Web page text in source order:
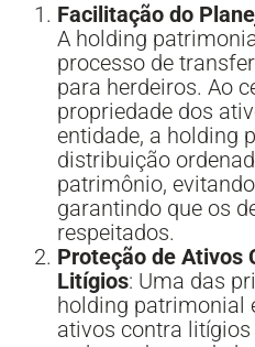
Facilitação do
A holding
processo de
para herdeiros. Ao
propriedade dos
entidade, a holding
distribuição
patrimônio,
garantindo que os
respeitados.
Proteção de Ativos
Litígios: Uma das
holding patrimonial
ativos contra